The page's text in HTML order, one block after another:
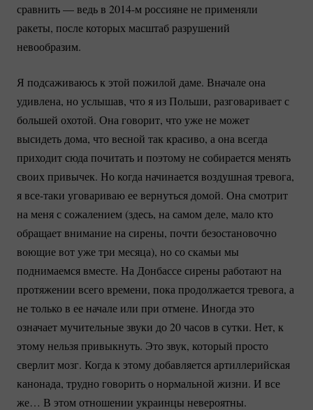
сравнить — ведь в 2014-м россияне не применяли
ракеты, после которых масштаб разрушений
невообразим.
Я подсаживаюсь к этой пожилой даме. Вначале она
удивлена, но услышав, что я из Польши, разговаривает с
большей охотой. Она говорит, что уже не может
высидеть дома, что весной так красиво, а она всегда
приходит сюда почитать и поэтому не собирается менять
своих привычек. Но когда начинается воздушная тревога,
явсе-таки уговариваю ее вернуться домой. Она смотрит
на меня с сожалением (здесь, на самом деле, мало кто
обращает внимание на сирены, почти безостановочно
воющие вот уже три месяца), но со скамьи мы
поднимаемся вместе. На Донбассе сирены работают на
протяжении всего времени, пока продолжается тревога, а
не только в ее начале или при отмене. Иногда это
означает мучительные звуки до 20 часов в сутки. Нет, к
этому нельзя привыкнуть. Это звук, который просто
сверлит мозг. Когда к этому добавляется артиллерийская
канонада, трудно говорить о нормальной жизни. И все
же… В этом отношении украинцы невероятны.